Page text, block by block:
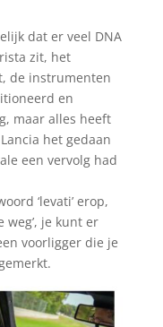
dat er veel DNA
zit, het
de instrumenten
en
maar alles heeft
het gedaan
een vervolg had
‘levati’ erop,
weg’, je kunt er
voorligger die je